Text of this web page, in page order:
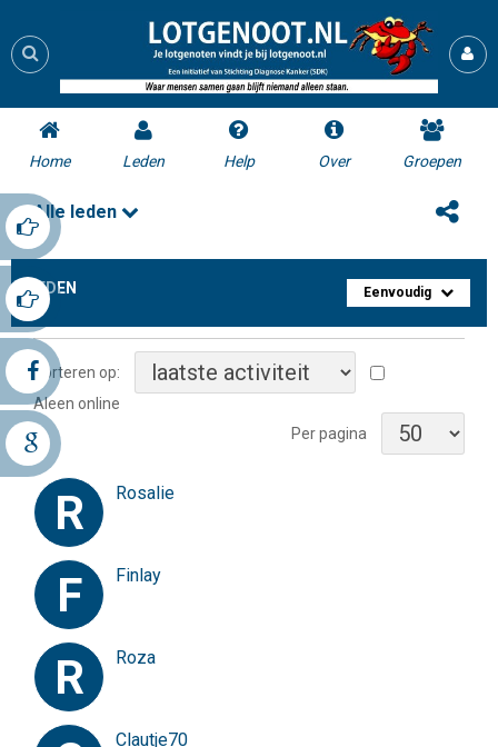
Home Leden Help Over Groepen
Alle leden
LEDEN Eenvoudig
Sorteren op:
Aleen online
Per pagina
R Rosalie
F Finlay
R Roza
Clautje70